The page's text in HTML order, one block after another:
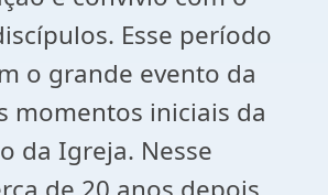
Esse período
o grande evento da
momentos iniciais da
da Igreja. Nesse